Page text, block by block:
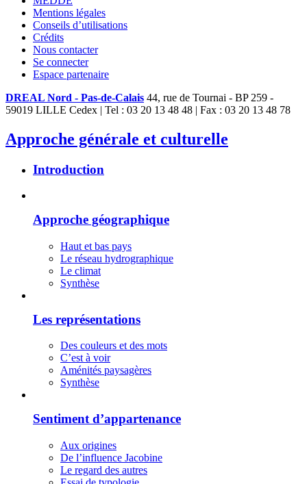
Mentions légales
Conseils d’utilisations
Crédits
Nous contacter
Se connecter
Espace partenaire
DREAL Nord - Pas-de-Calais 44, rue de Tournai - BP 259 -
59019 LILLE Cedex | Tel : 03 20 13 48 48 | Fax : 03 20 13 48 78
Approche générale et culturelle
Introduction
Approche géographique
Haut et bas pays
Le réseau hydrographique
Le climat
Synthèse
Les représentations
Des couleurs et des mots
C’est à voir
Aménités paysagères
Synthèse
Sentiment d’appartenance
Aux origines
De l’influence Jacobine
Le regard des autres